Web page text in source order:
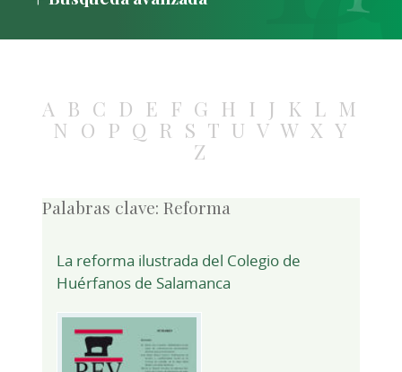
A B C D E F G H I J K L M
N O P Q R S T U V W X Y
Z
Palabras clave: Reforma
La reforma ilustrada del Colegio de
Huérfanos de Salamanca